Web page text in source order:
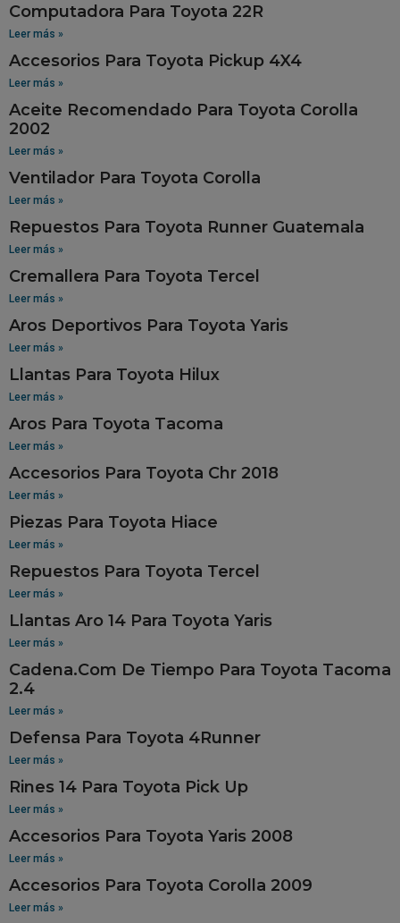
Computadora Para Toyota 22R
Leer más »
Accesorios Para Toyota Pickup 4X4
Leer más »
Aceite Recomendado Para Toyota Corolla
2002
Leer más »
Ventilador Para Toyota Corolla
Leer más »
Repuestos Para Toyota Runner Guatemala
Leer más »
Cremallera Para Toyota Tercel
Leer más »
Aros Deportivos Para Toyota Yaris
Leer más »
Llantas Para Toyota Hilux
Leer más »
Aros Para Toyota Tacoma
Leer más »
Accesorios Para Toyota Chr 2018
Leer más »
Piezas Para Toyota Hiace
Leer más »
Repuestos Para Toyota Tercel
Leer más »
Llantas Aro 14 Para Toyota Yaris
Leer más »
Cadena.Com De Tiempo Para Toyota Tacoma
2.4
Leer más »
Defensa Para Toyota 4Runner
Leer más »
Rines 14 Para Toyota Pick Up
Leer más »
Accesorios Para Toyota Yaris 2008
Leer más »
Accesorios Para Toyota Corolla 2009
Leer más »